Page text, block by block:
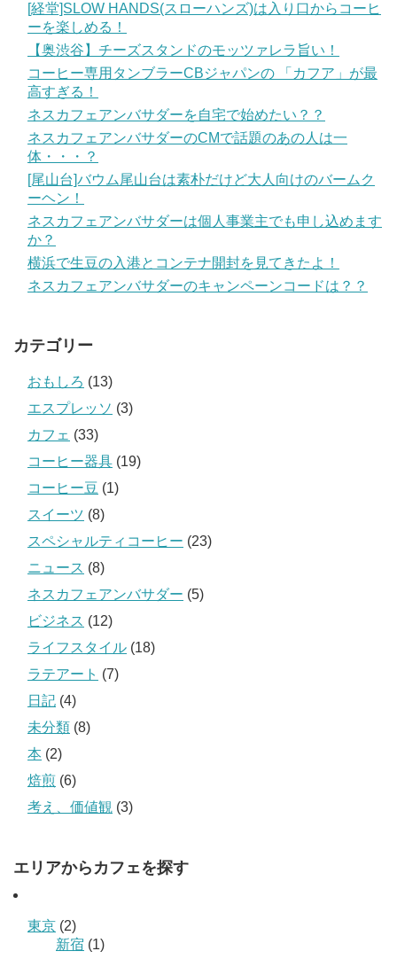
[経堂]SLOW HANDS(スローハンズ)は入り口からコーヒ
ーを楽しめる！
【奥渋谷】チーズスタンドのモッツァレラ旨い！
コーヒー専用タンブラーCBジャパンの 「カフア」が最
高すぎる！
ネスカフェアンバサダーを自宅で始めたい？？
ネスカフェアンバサダーのCMで話題のあの人は一
体・・・？
[尾山台]バウム尾山台は素朴だけど大人向けのバームク
ーヘン！
ネスカフェアンバサダーは個人事業主でも申し込めます
か？
横浜で生豆の入港とコンテナ開封を見てきたよ！
ネスカフェアンバサダーのキャンペーンコードは？？
カテゴリー
おもしろ (13)
エスプレッソ (3)
カフェ (33)
コーヒー器具 (19)
コーヒー豆 (1)
スイーツ (8)
スペシャルティコーヒー (23)
ニュース (8)
ネスカフェアンバサダー (5)
ビジネス (12)
ライフスタイル (18)
ラテアート (7)
日記 (4)
未分類 (8)
本 (2)
焙煎 (6)
考え、価値観 (3)
エリアからカフェを探す
東京 (2)
新宿 (1)